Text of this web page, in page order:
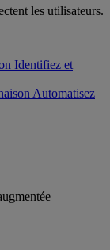
les utilisateurs.
Identifiez et
Automatisez